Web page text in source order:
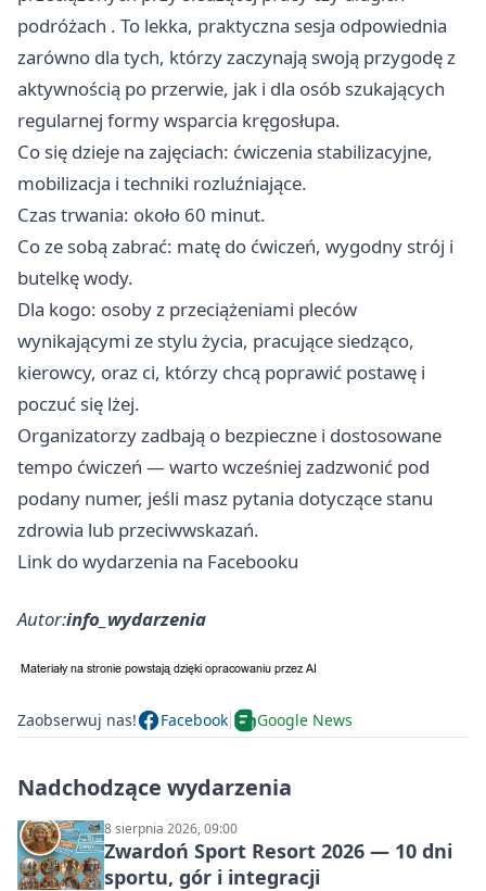
podróżach ‍. To lekka, praktyczna sesja odpowiednia
zarówno dla tych, którzy zaczynają swoją przygodę z
aktywnością po przerwie, jak i dla osób szukających
regularnej formy wsparcia kręgosłupa.
Co się dzieje na zajęciach: ćwiczenia stabilizacyjne,
mobilizacja i techniki rozluźniające.
Czas trwania: około 60 minut.
Co ze sobą zabrać: matę do ćwiczeń, wygodny strój i
butelkę wody.
Dla kogo: osoby z przeciążeniami pleców
wynikającymi ze stylu życia, pracujące siedząco,
kierowcy, oraz ci, którzy chcą poprawić postawę i
poczuć się lżej.
Organizatorzy zadbają o bezpieczne i dostosowane
tempo ćwiczeń — warto wcześniej zadzwonić pod
podany numer, jeśli masz pytania dotyczące stanu
zdrowia lub przeciwwskazań.
Link do wydarzenia na Facebooku
Autor:info_wydarzenia
Zaobserwuj nas! Facebook Google News
Nadchodzące wydarzenia
8 sierpnia 2026, 09:00
Zwardoń Sport Resort 2026 — 10 dni
sportu, gór i integracji